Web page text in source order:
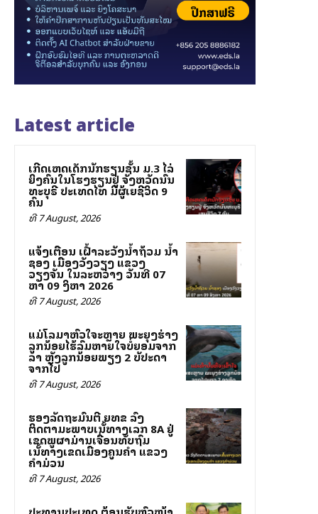
Latest article
ເກີດເຫດເດັກນັກຮຽນຊັ້ນ ມ.3 ໄລ່
ຍິງຄົນໃນໂຮງຮຽນຢູ່ ຈັງຫວັດນົນ
ທະບຸຣີ ປະເທດໄທ ມີຜູ້ເສຍຊີວິດ 9
ຄົນ
ທີ 7 August, 2026
ແຈ້ງເຕືອນ ເຝົ້າລະວັງນ້ຳຖ້ວມ ນ້ຳ
ຊອງ ເມືອງວັງວຽງ ແຂວງ
ວຽງຈັນ ໃນລະຫວ່າງ ວັນທີ 07
ຫາ 09 ສິງຫາ 2026
ທີ 7 August, 2026
ແມ່ໂລມາຫົວໃຈສະຫຼາຍ ພະຍຸງຮ່າງ
ລູກນ້ອຍໄຮ້ລົມຫາຍໃຈບໍ່ຍອມຈາກ
ລາ ຫຼັງລູກນ້ອຍພຽງ 2 ສັບປະດາ
ຈາກໄປ
ທີ 7 August, 2026
ຮອງລັດຖະມົນຕີ ຍທຂ ລົງ
ຕິດຕາມສະພາບເສັ້ນທາງເລກ 8A ຢູ່
ເຂດພູຜາມ່ານເຈື່ອນທັບຖົມ
ເສັ້ນທາງເຂດເມືອງຄູນຄໍາ ແຂວງ
ຄໍາມ່ວນ
ທີ 7 August, 2026